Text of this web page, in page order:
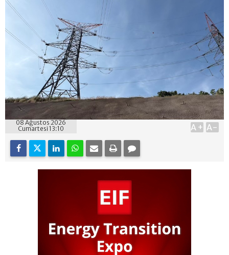
08 Ağustos 2026
Cumartesi 13:10
A+ A-